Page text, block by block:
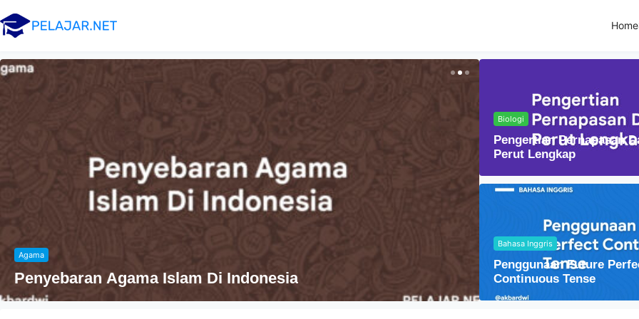
Home
Agama
Penyebaran Agama Islam Di Indonesia Lensa Cembung
Biologi
Pengertian Pernapasan
Perut Lengkap
Bahasa Inggris
Penggunaan Future
Continuous Tense